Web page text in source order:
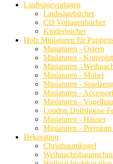
Laubsägevorlagen
Laubsägebücher
CD Vorlagenbücher
Kinderbücher
Holz Miniaturen für
Miniaturen - Ostern
Miniaturen -
Miniaturen -
Miniaturen - Möbel
Miniaturen -
Miniaturen -
Miniaturen -
London Dollshouse
Miniaturen - Häuser
Miniaturen -
Dekoration
Christbaumkugel